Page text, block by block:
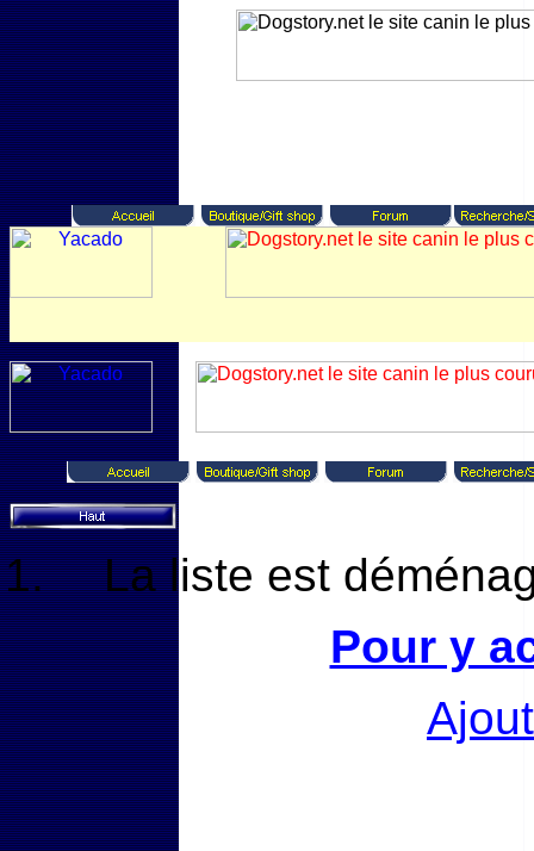
La liste est
Pour y